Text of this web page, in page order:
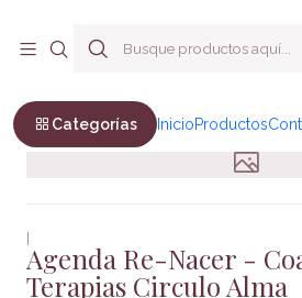
Categorías InicioProductos
|
Agenda Re-Nacer -
Terapias Circulo Alma